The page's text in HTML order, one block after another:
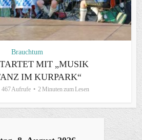
Brauchtum
MIT „MUSIK
IM KURPARK“
467 Aufrufe 2 Minuten zum Lesen